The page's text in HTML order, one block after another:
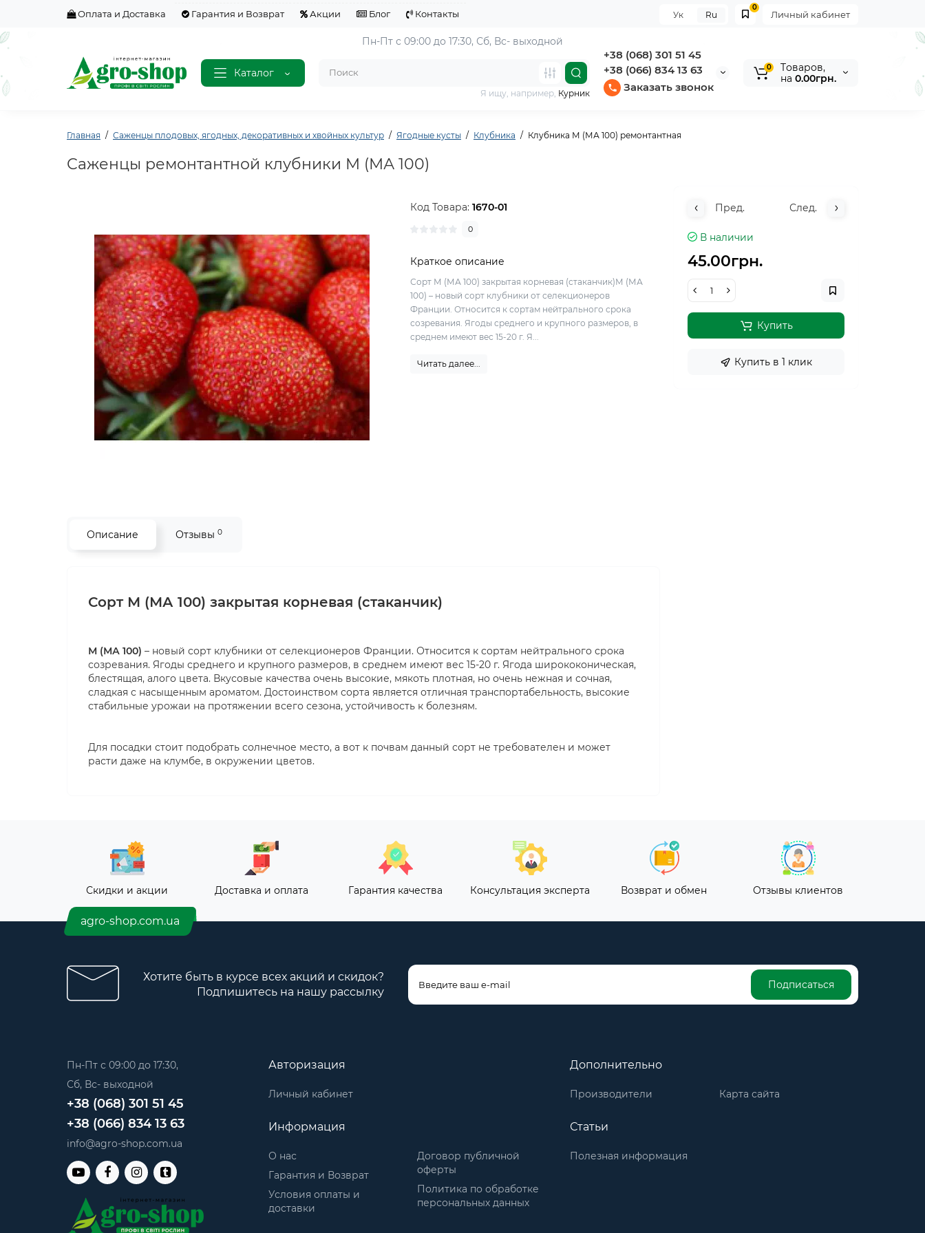
Оплата и Доставка Гарантия и Возврат Акции Блог Контакты Личный кабинет
0
Ук Ru
Каталог
Пн-Пт с 09:00 до 17:30, Сб, Вс- выходной
+38 (068) 301 51 45
+38 (066) 834 13 63
Заказать звонок
Я ищу, например, Курник
0
Tоваров,
на 0.00грн.
Главная Саженцы плодовых, ягодных, декоративных и хвойных культур Ягодные кусты Клубника Клубника М (МА 100) ремонтантная
Саженцы ремонтантной клубники М (МА 100)
Код Товара:1670-01
0
Краткое описание
Сорт М (МА 100) закрытая корневая (стаканчик)М (МА
100) – новый сорт клубники от селекционеров
Франции. Относится к сортам нейтрального срока
созревания. Ягоды среднего и крупного размеров, в
среднем имеют вес 15-20 г. Я...
Читать далее...
Пред. След.
В наличии
45.00грн.
Купить
Купить в 1 клик
Описание Отзывы 0
Сорт М (МА 100) закрытая корневая (стаканчик)
М (МА 100) – новый сорт клубники от селекционеров Франции. Относится к сортам нейтрального срока
созревания. Ягоды среднего и крупного размеров, в среднем имеют вес 15-20 г. Ягода ширококоническая,
блестящая, алого цвета. Вкусовые качества очень высокие, мякоть плотная, но очень нежная и сочная,
сладкая с насыщенным ароматом. Достоинством сорта является отличная транспортабельность, высокие
стабильные урожаи на протяжении всего сезона, устойчивость к болезням.
Для посадки стоит подобрать солнечное место, а вот к почвам данный сорт не требователен и может
расти даже на клумбе, в окружении цветов.
Скидки и акции Доставка и оплата Гарантия качества Консультация эксперта Возврат и обмен Отзывы клиентов
agro-shop.com.ua
Хотите быть в курсе всех акций и скидок?
Подпишитесь на нашу рассылку
Подписаться
Пн-Пт с 09:00 до 17:30,
Сб, Вс- выходной
+38 (068) 301 51 45
+38 (066) 834 13 63
info@agro-shop.com.ua
Авторизация
Личный кабинет
Дополнительно
Производители Карта сайта
Информация
О нас
Гарантия и Возврат
Условия оплаты и
доставки
Договор публичной
оферты
Политика по обработке
персональных данных
Статьи
Полезная информация